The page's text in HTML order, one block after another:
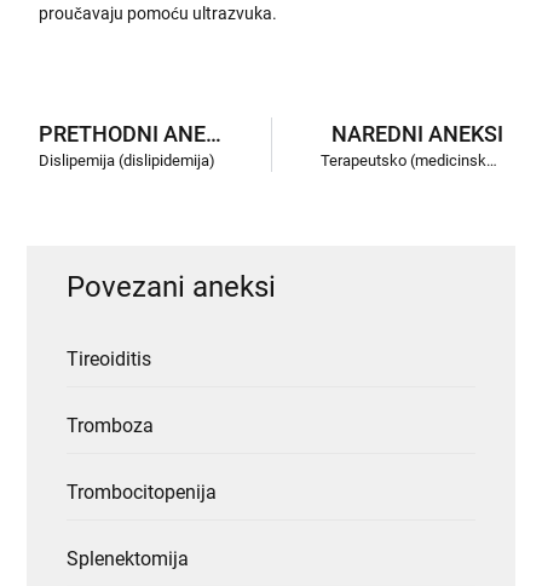
proučavaju pomoću ultrazvuka.
PRETHODNI ANEKSI
Dislipemija (dislipidemija)
NAREDNI ANEKSI
Terapeutsko (medicinsko) obrazovanje
Povezani aneksi
Tireoiditis
Tromboza
Trombocitopenija
Splenektomija